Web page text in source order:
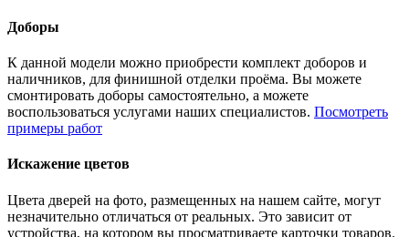
Доборы
К данной модели можно приобрести комплект доборов и
наличников, для финишной отделки проёма. Вы можете
смонтировать доборы самостоятельно, а можете
воспользоваться услугами наших специалистов. Посмотреть
примеры работ
Искажение цветов
Цвета дверей на фото, размещенных на нашем сайте, могут
незначительно отличаться от реальных. Это зависит от
устройства, на котором вы просматриваете карточки товаров.